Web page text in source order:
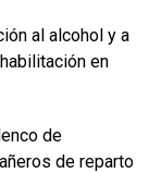
al alcohol y a
en
de
de reparto